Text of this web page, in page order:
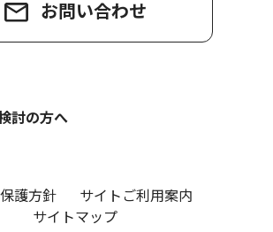
お問い合わせ
討の方へ
護方針
サイトご利用案内
サイトマップ